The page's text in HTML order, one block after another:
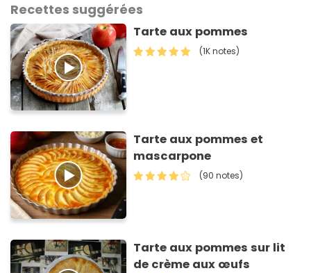
Recettes suggérées
Tarte aux pommes
(1K notes)
Tarte aux pommes et
mascarpone
(90 notes)
Tarte aux pommes sur lit
de crème aux œufs